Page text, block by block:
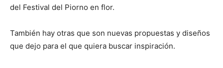
del Festival del Piorno en flor.
También hay otras que son nuevas propuestas y diseños
que dejo para el que quiera buscar inspiración.